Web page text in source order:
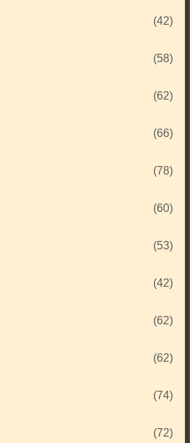
(42)
(58)
(62)
(66)
(78)
(60)
(53)
(42)
(62)
(62)
(74)
(72)